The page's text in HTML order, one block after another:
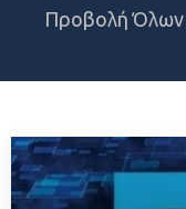
Προβολή Όλων